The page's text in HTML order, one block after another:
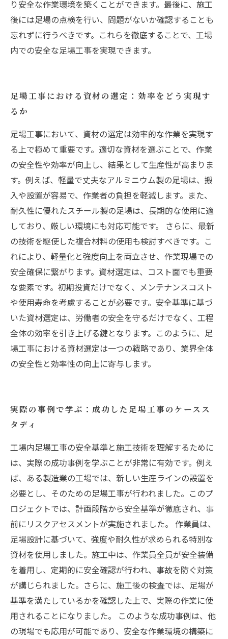
り安全な作業環境を築くことができます。最後に、施工
後には足場の点検を行い、問題がないか確認することも
忘れずに行うべきです。これらを徹底することで、工場
内での安全な足場工事を実現できます。
足場工事における資材の選定：効率をどう実現す
るか
足場工事において、資材の選定は効率的な作業を実現す
る上で極めて重要です。適切な資材を選ぶことで、作業
の安全性や効率が向上し、結果として生産性が高まりま
す。例えば、軽量で丈夫なアルミニウム製の足場は、搬
入や設置が容易で、作業者の負担を軽減します。また、
耐久性に優れたスチール製の足場は、長期的な使用に適
しており、厳しい環境にも対応可能です。 さらに、最新
の技術を駆使した複合材料の使用も検討すべきです。こ
れにより、軽量化と強度向上を両立させ、作業現場での
安全確保に繋がります。資材選定は、コスト面でも重要
な要素です。初期投資だけでなく、メンテナンスコスト
や使用寿命を考慮することが必要です。安全基準に基づ
いた資材選定は、労働者の安全を守るだけでなく、工程
全体の効率を引き上げる鍵となります。このように、足
場工事における資材選定は一つの戦略であり、業界全体
の安全性と効率性の向上に寄与します。
実際の事例で学ぶ：成功した足場工事のケースス
タディ
工場内足場工事の安全基準と施工技術を理解するために
は、実際の成功事例を学ぶことが非常に有効です。例え
ば、ある製造業の工場では、新しい生産ラインの設置を
必要とし、そのための足場工事が行われました。このプ
ロジェクトでは、計画段階から安全基準が徹底され、事
前にリスクアセスメントが実施されました。 作業員は、
足場設計に基づいて、強度や耐久性が求められる特別な
資材を使用しました。施工中は、作業員全員が安全装備
を着用し、定期的に安全確認が行われ、事故を防ぐ対策
が講じられました。さらに、施工後の検査では、足場が
基準を満たしているかを確認した上で、実際の作業に使
用されることになりました。 このような成功事例は、他
の現場でも応用が可能であり、安全な作業環境の構築に